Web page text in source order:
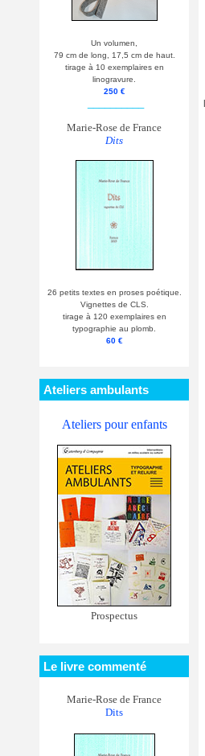
Un volumen,
79 cm de long, 17,5 cm de haut.
tirage à 10 exemplaires en
linogravure.
250 €
Marie-Rose de France
Dits
26 petits textes en proses poétique.
Vignettes de CLS.
tirage à 120 exemplaires en
typographie au plomb.
60 €
Ateliers ambulants
Ateliers pour enfants
Prospectus
Le livre commenté
Marie-Rose de France
Dits